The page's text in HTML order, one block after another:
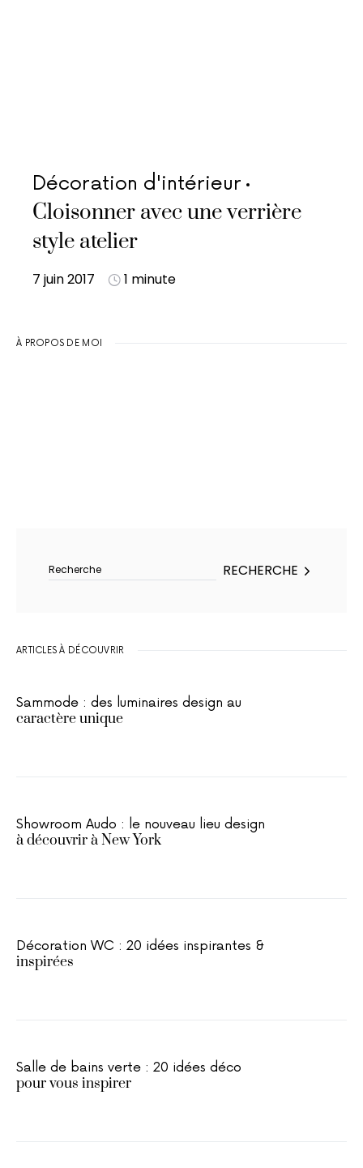
Décoration d'intérieur
Cloisonner avec une verrière
style atelier
7 juin 2017 1 minute
À PROPOS DE MOI
RECHERCHE
ARTICLES À DÉCOUVRIR
Sammode : des luminaires design au
caractère unique
Showroom Audo : le nouveau lieu design
à découvrir à New York
Décoration WC : 20 idées inspirantes &
inspirées
Salle de bains verte : 20 idées déco
pour vous inspirer